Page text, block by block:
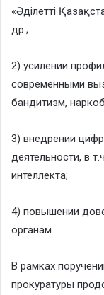
«Әділетті
др.;
2) усилении
современными
бандитизм,
3) внедрении
деятельности, в
интеллекта;
4) повышении
органам.
В рамках
прокуратуры